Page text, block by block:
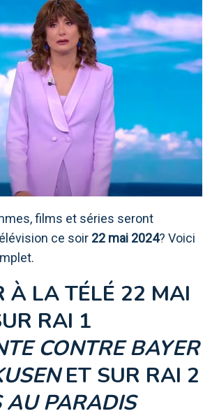
films et séries seront
ce soir 22 mai 2024? Voici
À LA TÉLÉ 22 MAI
RAI 1
CONTRE BAYER
ET SUR RAI 2
AU PARADIS